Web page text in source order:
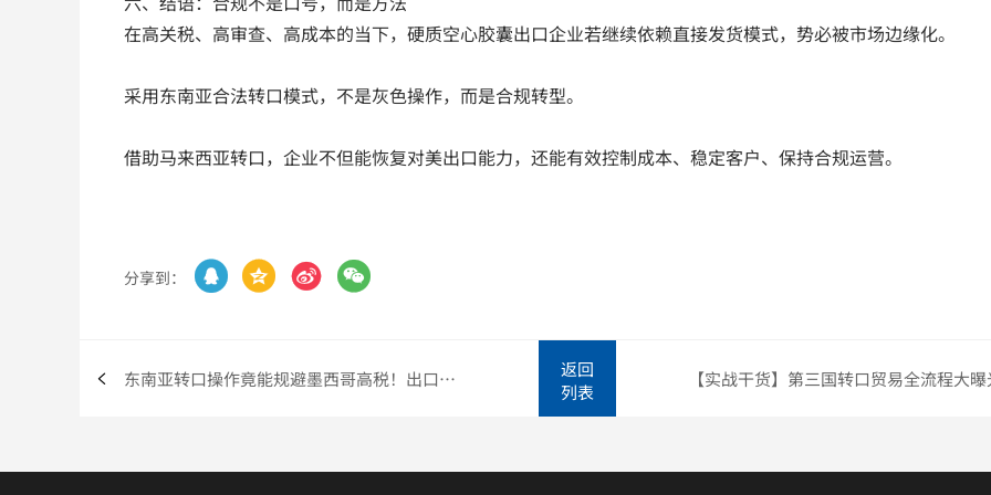
在高关税、高审查、高成本的当下，硬质空心胶囊出口企业若继续依赖直接发货模式，势必被市场边缘化。
采用东南亚合法转口模式，不是灰色操作，而是合规转型。
借助马来西亚转口，企业不但能恢复对美出口能力，还能有效控制成本、稳定客户、保持合规运营。
分享到：    
东南亚转口操作竟能规避墨西哥高税！出口企业疯抢这个新通道！
返回
列表